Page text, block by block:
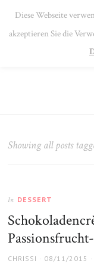
MENU
Showing all posts
In DESSERT
AUTHOR
CHRISSI
POSTED
08/11/2015
Diese Webseite
akzeptieren Sie die